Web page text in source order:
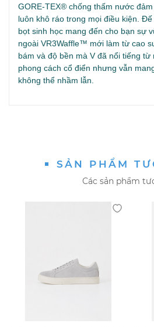
GORE-TEX® chống thấm nước
luôn khô ráo trong mọi điều kiện.
bọt sinh học mang đến cho bạn sự
ngoài VR3Waffle™ mới làm từ cao
bám và độ bền mà V đã nổi tiếng từ
phong cách cổ điển nhưng vẫn
không thể nhầm lẫn.
SẢN PHẨM
Các sản phẩm